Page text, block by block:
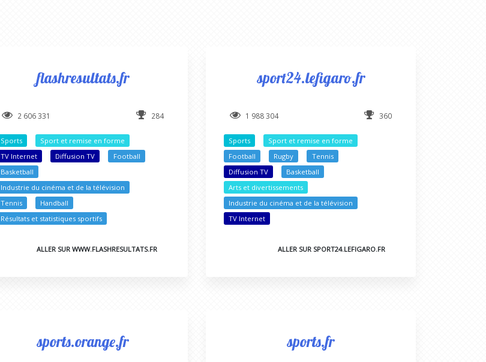
flashresultats.fr
2 606 331 284
Sports
Sport et remise en forme
TV Internet
Diffusion TV
Football
Basketball
Industrie du cinéma et de la télévision
Tennis
Handball
Résultats et statistiques sportifs
ALLER SUR WWW.FLASHRESULTATS.FR
sport24.lefigaro.fr
1 988 304 360
Sports
Sport et remise en forme
Football
Rugby
Tennis
Diffusion TV
Basketball
Arts et divertissements
Industrie du cinéma et de la télévision
TV Internet
ALLER SUR SPORT24.LEFIGARO.FR
sports.orange.fr sports.fr